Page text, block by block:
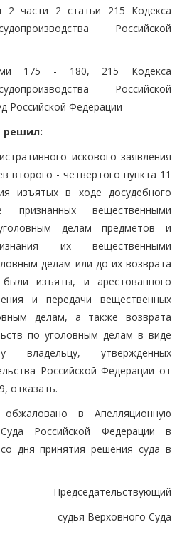
2 части 2 статьи 215 Кодекса
Российской
175 - 180, 215 Кодекса
Российской
Российской Федерации
решил:
искового заявления
второго - четвертого пункта 11
изъятых в ходе досудебного
вещественными
делам предметов и
их вещественными
делам или до их возврата
изъяты, и арестованного
и передачи вещественных
делам, а также возврата
по уголовным делам в виде
владельцу, утвержденных
Российской Федерации от
отказать.
в Апелляционную
Российской Федерации в
дня принятия решения суда в
Председательствующий
судья Верховного Суда